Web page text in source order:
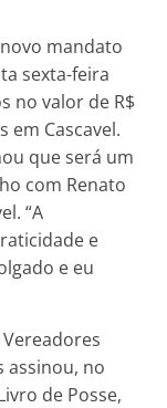
mandato
sexta-feira
no valor de R$
em Cascavel.
que será um
com Renato
“A
e
e eu
assinou, no
de Posse,